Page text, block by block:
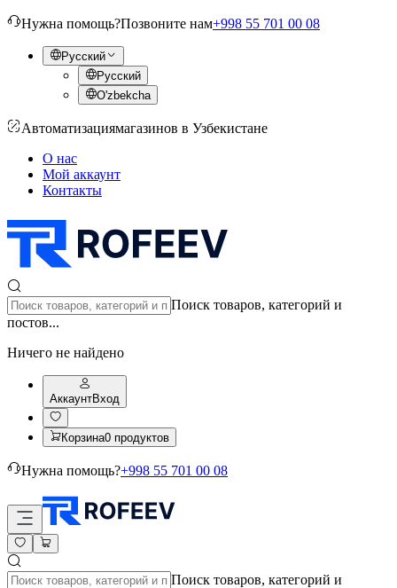
Нужна помощь?Позвоните нам+998 55 701 00 08
Русский
Русский
O'zbekcha
Автоматизациямагазинов в Узбекистане
О нас
Мой аккаунт
Контакты
Поиск товаров, категорий и
постов...
Ничего не найдено
АккаунтВход
Корзина0 продуктов
Нужна помощь?+998 55 701 00 08
Поиск товаров, категорий и